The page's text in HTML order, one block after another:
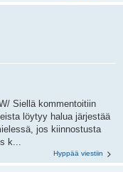
Siellä kommentoitiin
löytyy halua järjestää
jos kiinnostusta
k...
Hyppää viestiin